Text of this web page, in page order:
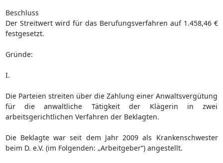
Beschluss
Der Streitwert wird für das Berufungsverfahren auf 1.458,46 €
festgesetzt.
Gründe:
I.
Die Parteien streiten über die Zahlung einer Anwaltsvergütung
für die anwaltliche Tätigkeit der Klägerin in zwei
arbeitsgerichtlichen Verfahren der Beklagten.
Die Beklagte war seit dem Jahr 2009 als Krankenschwester
beim D. e.V. (im Folgenden: „Arbeitgeber“) angestellt.